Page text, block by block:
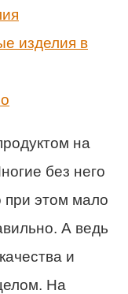
изделия в
на
без него
при этом мало
А ведь
и
На